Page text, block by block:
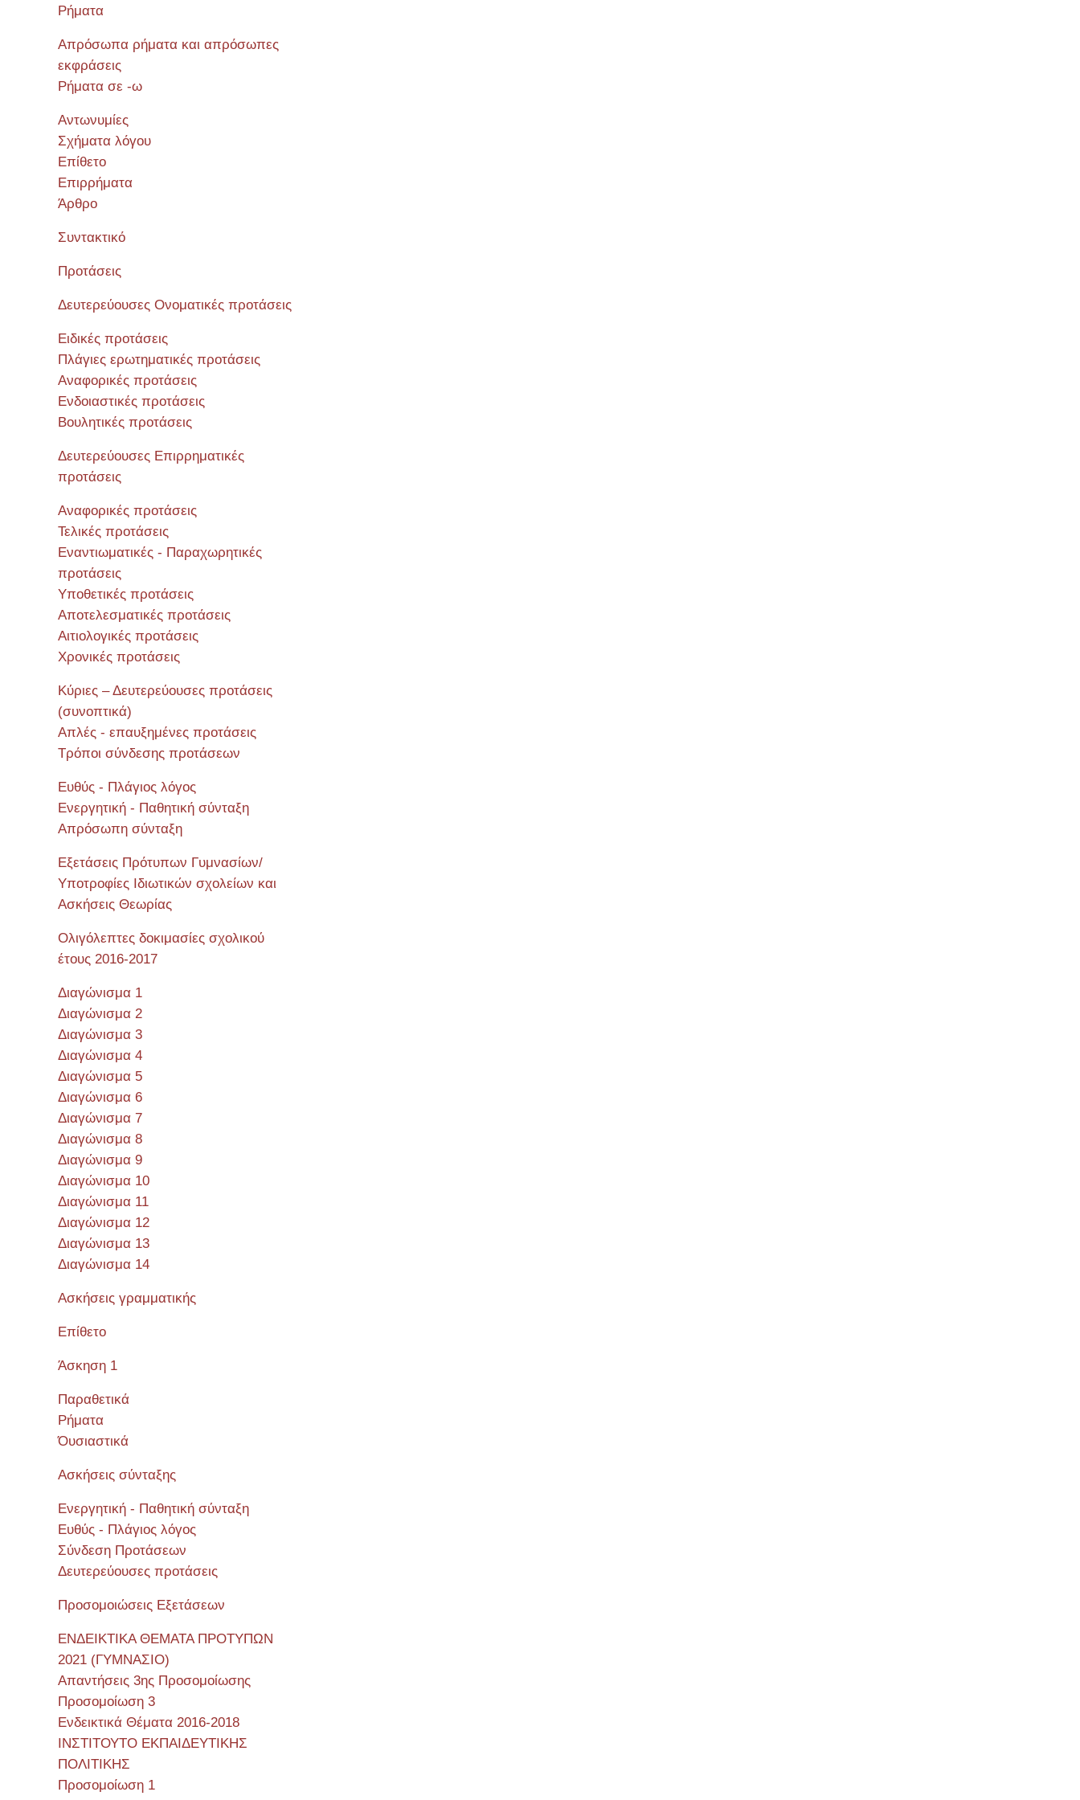
Ρήματα
Απρόσωπα ρήματα και απρόσωπες
εκφράσεις
Ρήματα σε -ω
Αντωνυμίες
Σχήματα λόγου
Επίθετο
Επιρρήματα
Άρθρο
Συντακτικό
Προτάσεις
Δευτερεύουσες Ονοματικές προτάσεις
Ειδικές προτάσεις
Πλάγιες ερωτηματικές προτάσεις
Αναφορικές προτάσεις
Ενδοιαστικές προτάσεις
Βουλητικές προτάσεις
Δευτερεύουσες Επιρρηματικές
προτάσεις
Αναφορικές προτάσεις
Τελικές προτάσεις
Εναντιωματικές - Παραχωρητικές
προτάσεις
Υποθετικές προτάσεις
Αποτελεσματικές προτάσεις
Αιτιολογικές προτάσεις
Χρονικές προτάσεις
Κύριες – Δευτερεύουσες προτάσεις
(συνοπτικά)
Απλές - επαυξημένες προτάσεις
Τρόποι σύνδεσης προτάσεων
Ευθύς - Πλάγιος λόγος
Ενεργητική - Παθητική σύνταξη
Απρόσωπη σύνταξη
Εξετάσεις Πρότυπων Γυμνασίων/
Υποτροφίες Ιδιωτικών σχολείων και
Ασκήσεις Θεωρίας
Ολιγόλεπτες δοκιμασίες σχολικού
έτους 2016-2017
Διαγώνισμα 1
Διαγώνισμα 2
Διαγώνισμα 3
Διαγώνισμα 4
Διαγώνισμα 5
Διαγώνισμα 6
Διαγώνισμα 7
Διαγώνισμα 8
Διαγώνισμα 9
Διαγώνισμα 10
Διαγώνισμα 11
Διαγώνισμα 12
Διαγώνισμα 13
Διαγώνισμα 14
Ασκήσεις γραμματικής
Επίθετο
Άσκηση 1
Παραθετικά
Ρήματα
Όυσιαστικά
Ασκήσεις σύνταξης
Ενεργητική - Παθητική σύνταξη
Ευθύς - Πλάγιος λόγος
Σύνδεση Προτάσεων
Δευτερεύουσες προτάσεις
Προσομοιώσεις Εξετάσεων
ΕΝΔΕΙΚΤΙΚΑ ΘΕΜΑΤΑ ΠΡΟΤΥΠΩΝ
2021 (ΓΥΜΝΑΣΙΟ)
Απαντήσεις 3ης Προσομοίωσης
Προσομοίωση 3
Ενδεικτικά Θέματα 2016-2018
ΙΝΣΤΙΤΟΥΤΟ ΕΚΠΑΙΔΕΥΤΙΚΗΣ
ΠΟΛΙΤΙΚΗΣ
Προσομοίωση 1